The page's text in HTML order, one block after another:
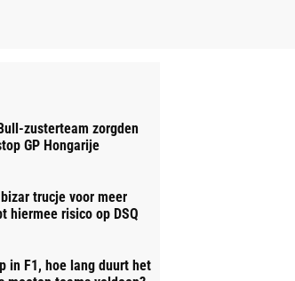
zusterteam zorgden
GP Hongarije
trucje voor meer
hiermee risico op DSQ
in F1, hoe lang duurt het